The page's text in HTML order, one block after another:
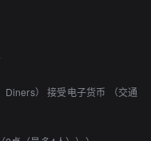
） 接受电子货币 （交通